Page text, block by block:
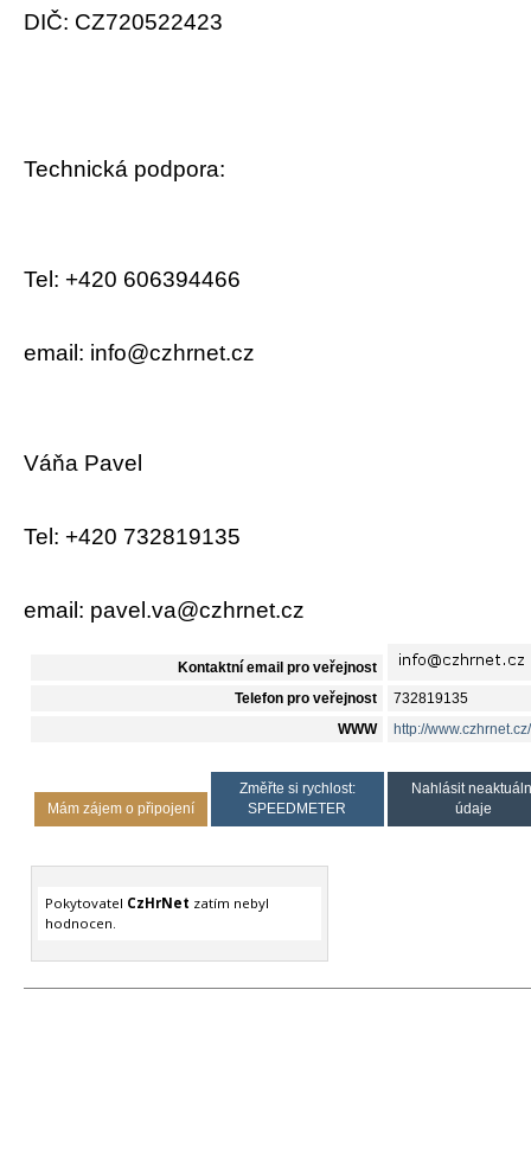
DIČ: CZ720522423
Technická podpora:
Tel: +420 606394466
email: info@czhrnet.cz
Váňa Pavel
Tel: +420 732819135
email: pavel.va@czhrnet.cz
Kontaktní email pro veřejnost
Telefon pro veřejnost 732819135
WWW http://www.czhrnet.cz/
Mám zájem o připojení
Změřte si rychlost:
SPEEDMETER
Nahlásit
údaje
Pokytovatel CzHrNet zatím nebyl
hodnocen.